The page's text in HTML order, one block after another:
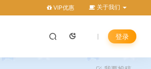
VIP优惠 关于我们
登录